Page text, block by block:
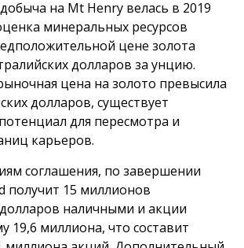
на Mt Henry велась в 2019
минеральных ресурсов
цене золота
долларов за унцию.
цена на золото превысила
долларов, существует
для пересмотра и
карьеров.
соглашения, по завершении
получит 15 миллионов
наличными и акции
19,6 миллиона, что составит